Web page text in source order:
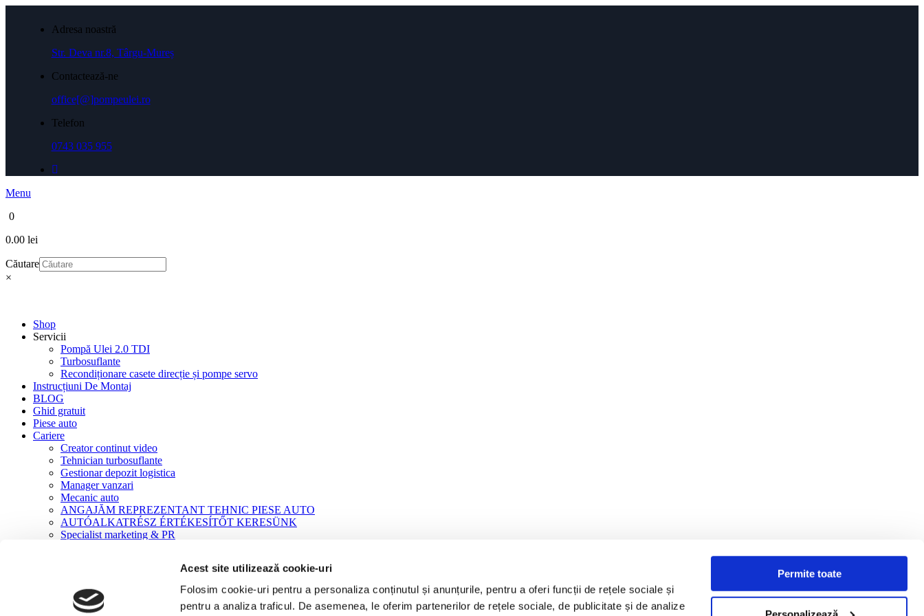
Acest site utilizează cookie-uri
Folosim cookie-uri pentru a personaliza conținutul și anunțurile, pentru a oferi funcții de rețele sociale și
pentru a analiza traficul. De asemenea, le oferim partenerilor de rețele sociale, de publicitate și de analize
Permite toate
Adresa noastră
Str. Deva nr.8, Târgu-Mureș
Contactează-ne
office[@]pompeulei.ro
Telefon
0743 035 955
Menu
0
0.00 lei
Căutare
×
Shop
Servicii
Pompă Ulei 2.0 TDI
Turbosuflante
Recondiționare casete direcție și pompe servo
Instrucțiuni De Montaj
BLOG
Ghid gratuit
Piese auto
Cariere
Creator continut video
Tehnician turbosuflante
Gestionar depozit logistica
Manager vanzari
Mecanic auto
ANGAJĂM REPREZENTANT TEHNIC PIESE AUTO
AUTÓALKATRÉSZ ÉRTÉKESÍTŐT KERESÜNK
Specialist marketing & PR
03G 115 124 D